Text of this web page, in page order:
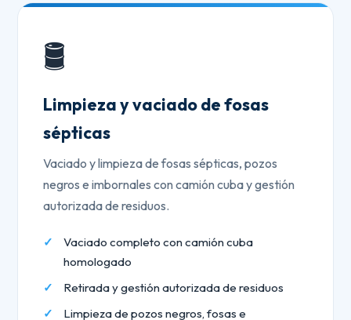
🛢️
Limpieza y vaciado de fosas
sépticas
Vaciado y limpieza de fosas sépticas, pozos
negros e imbornales con camión cuba y gestión
autorizada de residuos.
Vaciado completo con camión cuba
homologado
Retirada y gestión autorizada de residuos
Limpieza de pozos negros, fosas e